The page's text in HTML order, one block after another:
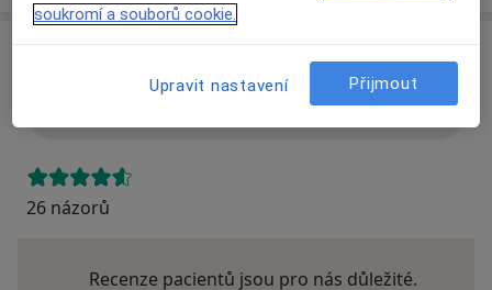
Přidejte svůj názor
26 názorů
Recenze pacientů jsou pro nás důležité.
soukromí a souborů cookie.
Upravit nastavení Přijmout